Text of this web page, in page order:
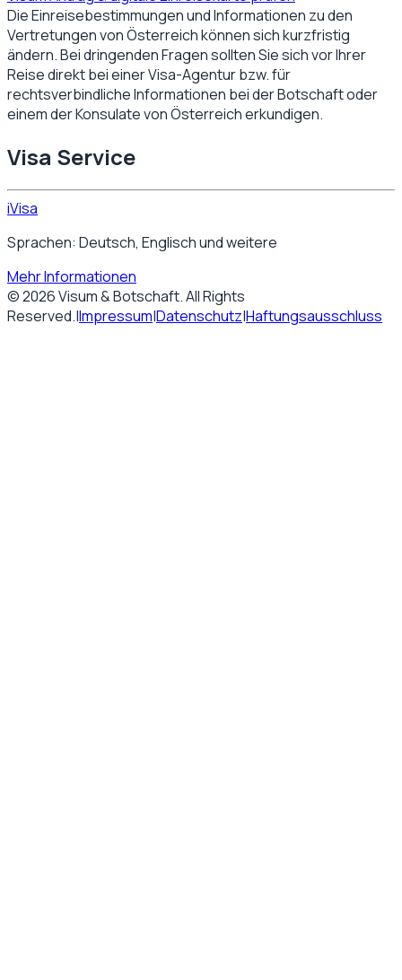
Die Einreisebestimmungen und Informationen zu den
Vertretungen vonÖsterreichkönnen sich kurzfristig
ändern. Bei dringenden Fragen sollten Sie sich vor Ihrer
Reise direkt bei einer Visa-Agentur bzw. für
rechtsverbindliche Informationen bei der Botschaft oder
einem der Konsulate vonÖsterreicherkundigen.
Visa Service
iVisa
Sprachen: Deutsch, Englisch und weitere
Mehr Informationen
©2026Visum & Botschaft. All Rights
Reserved.|Impressum|Datenschutz|Haftungsausschluss